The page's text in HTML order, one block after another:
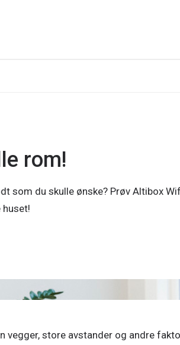
rom!
som du skulle ønske? Prøv Altibox
vegger, store avstander og andre